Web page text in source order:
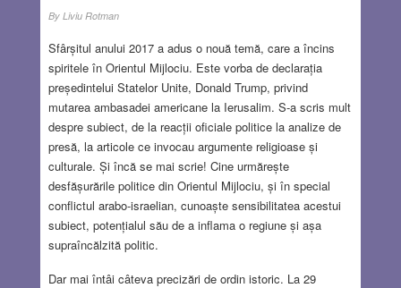
By Liviu Rotman
Sfârșitul anului 2017 a adus o nouă temă, care a încins
spiritele în Orientul Mijlociu. Este vorba de declarația
președintelui Statelor Unite, Donald Trump, privind
mutarea ambasadei americane la Ierusalim. S-a scris mult
despre subiect, de la reacții oficiale politice la analize de
presă, la articole ce invocau argumente religioase și
culturale. Și încă se mai scrie! Cine urmărește
desfășurările politice din Orientul Mijlociu, și în special
conflictul arabo-israelian, cunoaște sensibilitatea acestui
subiect, potențialul său de a inflama o regiune și așa
supraîncălzită politic.
Dar mai întâi câteva precizări de ordin istoric. La 29